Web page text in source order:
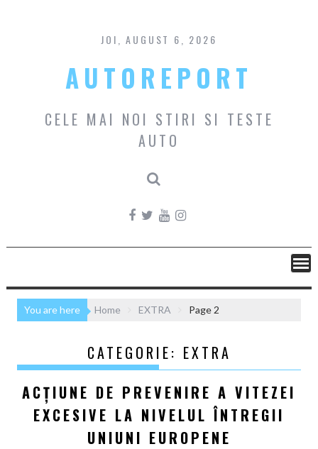
content
JOI, AUGUST 6, 2026
AUTOREPORT
CELE MAI NOI STIRI SI TESTE
AUTO
You are here Home EXTRA Page 2
CATEGORIE: EXTRA
ACȚIUNE DE PREVENIRE A VITEZEI
EXCESIVE LA NIVELUL ÎNTREGII
UNIUNI EUROPENE